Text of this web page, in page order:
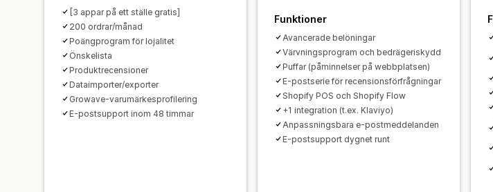
[3 appar på ett ställe gratis]
200 ordrar/månad
Poängprogram för lojalitet
Önskelista
Produktrecensioner
Dataimporter/exporter
Growave-varumärkesprofilering
E-postsupport inom 48 timmar
Funktioner
Avancerade belöningar
Värvningsprogram och bedrägeriskydd
Puffar (påminnelser på webbplatsen)
E-postserie för recensionsförfrågningar
Shopify POS och Shopify Flow
+1 integration (t.ex. Klaviyo)
Anpassningsbara e-postmeddelanden
E-postsupport dygnet runt